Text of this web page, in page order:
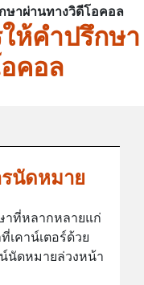
ษาผ่านทางวิดีโอคอล
ห้คำปรึกษา
คอล
นัดหมาย
าที่หลากหลายแก่
เคาน์เตอร์ด้วย
นัดหมายล่วงหน้า